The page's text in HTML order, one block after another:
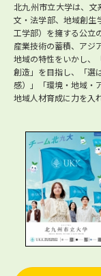
北九州市立大学は、文
文・法学部、地域創生
工学部）を擁する公立
産業技術の蓄積、アジ
地域の特性をいかし、
創造」を目指し、「選
感）」「環境・地域・
地域人材育成に力を入